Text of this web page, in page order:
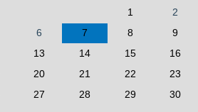
1
2
6 7 8
9
13 14 15
16
20 21 22
23
27 28 29
30